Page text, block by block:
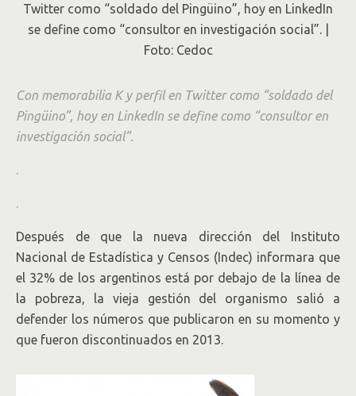
“Por supuesto que los datos que dimos
fueron reales”, asegura el jefe de la
Indec con Moreno. Hablar de “ni-ni”
estigmatiza, dice.
Con memorabilia K y perfil en Twitter como “soldado del
Pingüino”, hoy en LinkedIn se define como “consultor en
investigación social”.
.
.
Después de que la nueva dirección del Instituto
Nacional de Estadística y Censos (Indec) informara que
el 32% de los argentinos está por debajo de la línea de
la pobreza, la vieja gestión del organismo salió a
defender los números que publicaron en su momento y
que fueron discontinuados en 2013.